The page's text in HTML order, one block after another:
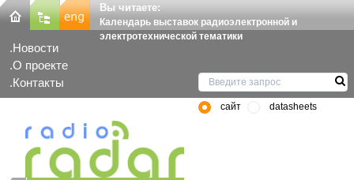
Вы читаете:
Календарь выставок радиоэлектронной и
электротехнической тематики
Новости
О проекте
Контакты
сайт datasheets